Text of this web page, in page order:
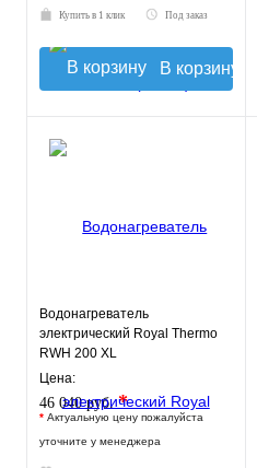
Купить в 1 клик Под заказ
В корзину
Водонагреватель
электрический Royal Thermo
RWH 200 XL
Цена:
46 040 руб.*
* Актуальную цену пожалуйста
уточните у менеджера